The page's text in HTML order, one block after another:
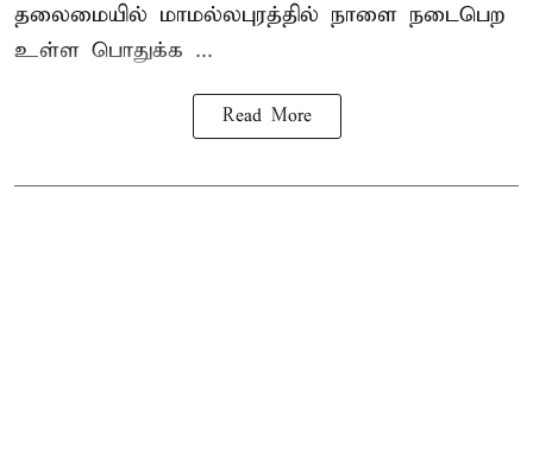
தலைமையில் மாமல்லபுரத்தில் நாளை நடைபெற
உள்ள பொதுக்க ...
Read More